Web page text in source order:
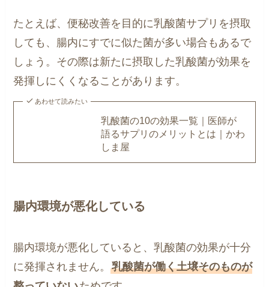
たとえば、便秘改善を目的に乳酸菌サプリを摂取
しても、腸内にすでに似た菌が多い場合もあるで
しょう。その際は新たに摂取した乳酸菌が効果を
発揮しにくくなることがあります。
あわせて読みたい
乳酸菌の10の効果一覧｜医師が
語るサプリのメリットとは｜かわ
しま屋
腸内環境が悪化している
腸内環境が悪化していると、乳酸菌の効果が十分
に発揮されません。乳酸菌が働く土壌そのものが